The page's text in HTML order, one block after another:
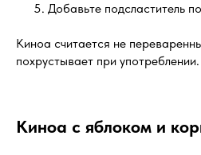
Добавьте подсластитель
Киноа считается не
похрустывает при употреблении.
Киноа с яблоком и